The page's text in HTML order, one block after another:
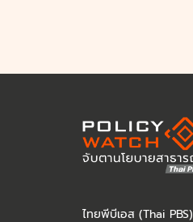
ไทยพีบีเอส (Thai PBS)